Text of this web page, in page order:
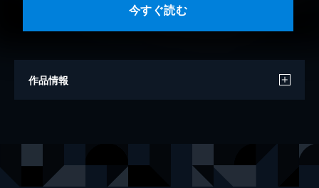
今すぐ読む
作品情報
出版社
姉フレンド